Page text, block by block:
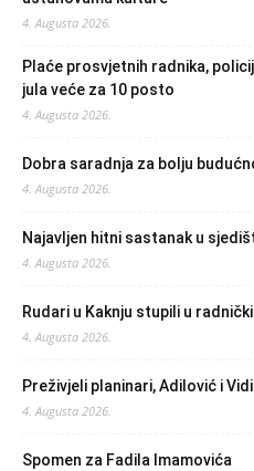
4. Augusta 2026.
Plaće prosvjetnih radnika,
jula veće za 10 posto
4. Augusta 2026.
Dobra saradnja za bolju
4. Augusta 2026.
Najavljen hitni sastanak u
4. Augusta 2026.
Rudari u Kaknju stupili u
4. Augusta 2026.
Preživjeli planinari, Adilović i
4. Augusta 2026.
Spomen za Fadila Imamovića